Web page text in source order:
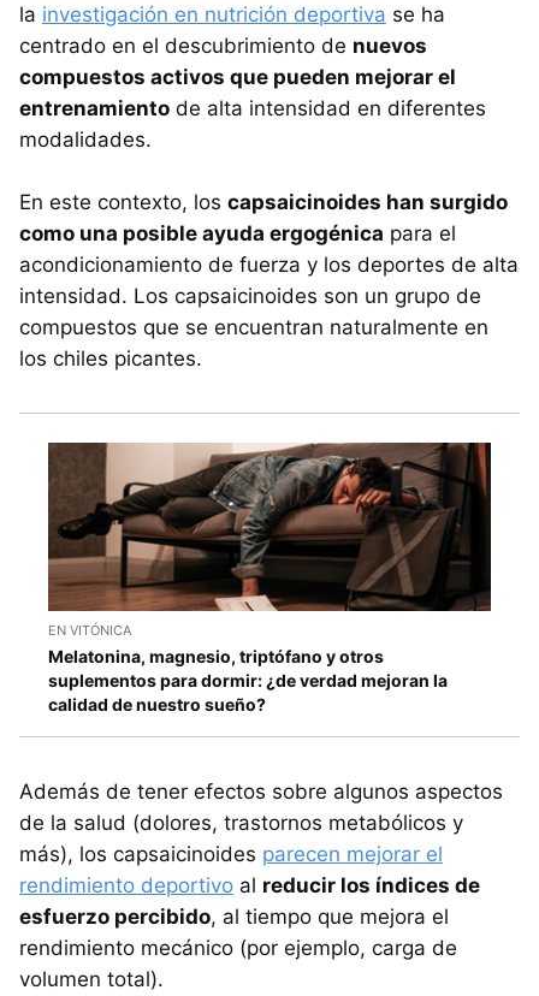
la investigación en nutrición deportiva se ha
centrado en el descubrimiento de nuevos
compuestos activos que pueden mejorar el
entrenamiento de alta intensidad en diferentes
modalidades.
En este contexto, los capsaicinoides han surgido
como una posible ayuda ergogénica para el
acondicionamiento de fuerza y ​​los deportes de alta
intensidad. Los capsaicinoides son un grupo de
compuestos que se encuentran naturalmente en
los chiles picantes.
EN VITÓNICA
Melatonina, magnesio, triptófano y otros
suplementos para dormir: ¿de verdad mejoran la
calidad de nuestro sueño?
Además de tener efectos sobre algunos aspectos
de la salud (dolores, trastornos metabólicos y
más), los capsaicinoides parecen mejorar el
rendimiento deportivo al reducir los índices de
esfuerzo percibido, al tiempo que mejora el
rendimiento mecánico (por ejemplo, carga de
volumen total).